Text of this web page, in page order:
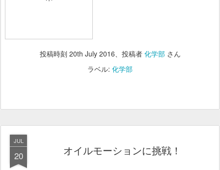
投稿時刻 20th July 2016、投稿者 化学部さん
ラベル: 化学部
JUL
20 オイルモーションに挑戦！